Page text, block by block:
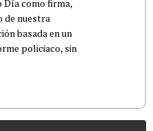
Día como firma,
de nuestra
basada en un
policiaco, sin